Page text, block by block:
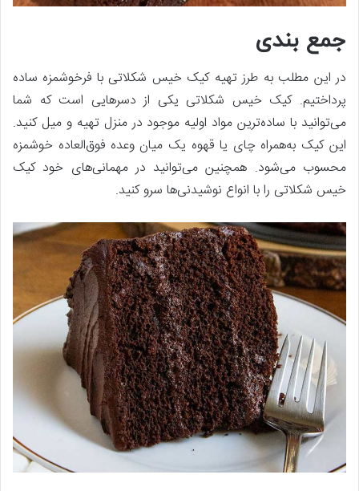
جمع بندی
در این مطلب به طرز تهیه کیک خیس شکلاتی با فرخوشمزه ساده
پرداختیم. کیک خیس شکلاتی یکی از دسرهایی است که شما
می‌توانید با ساده‌ترین مواد اولیه موجود در منزل تهیه و میل کنید.
این کیک به‌همراه چای یا قهوه یک میان وعده فوق‌العاده خوشمزه
محسوب می‌شود. همچنین می‌توانید در مهمانی‌های خود کیک
خیس شکلاتی را با انواع نوشیدنی‌ها سرو کنید.